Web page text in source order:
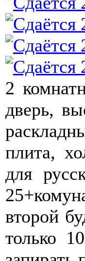
2
дверь,
плита,
для
второй
только